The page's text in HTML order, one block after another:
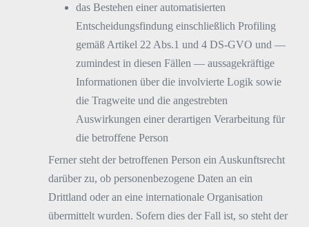
das Bestehen einer automatisierten
Entscheidungsfindung einschließlich Profiling
gemäß Artikel 22 Abs.1 und 4 DS-GVO und —
zumindest in diesen Fällen — aussagekräftige
Informationen über die involvierte Logik sowie
die Tragweite und die angestrebten
Auswirkungen einer derartigen Verarbeitung für
die betroffene Person
Ferner steht der betroffenen Person ein Auskunftsrecht
darüber zu, ob personenbezogene Daten an ein
Drittland oder an eine internationale Organisation
übermittelt wurden. Sofern dies der Fall ist, so steht der